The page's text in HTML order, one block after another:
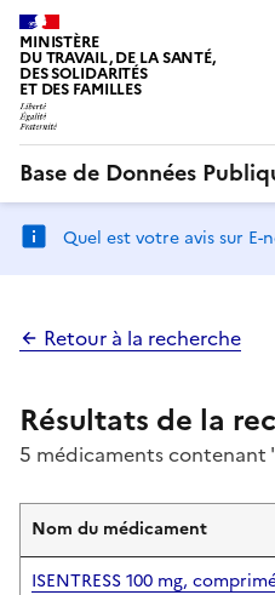
MINISTÈRE
DU TRAVAIL, DE LA SANTÉ,
DES SOLIDARITÉS
ET DES FAMILLES
Base de Données
Quel est votre avis sur E-
Retour à la recherche
Résultats de la
5 médicaments contenant
Nom du médicament
ISENTRESS 100 mg,